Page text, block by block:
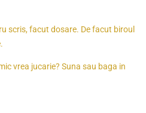
scris, facut dosare. De facut biroul
vrea jucarie? Suna sau baga in